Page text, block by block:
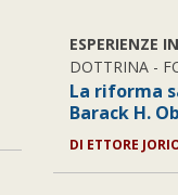
ESPERIENZE
DOTTRINA -
La riforma
Barack H.
DI ETTORE